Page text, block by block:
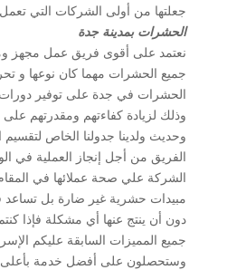
جعلتها من أولى الشركات التي
الحشرات بمدينة جدة
نعتمد على أقوى فريق عمل مجهز
جميع الحشرات مهما كان نوعها و
الحشرات في جدة على توفير دورات
وذلك لزيادة كفاءتهم ومقدرتهم
وحديث ولدينا جدولنا الخاص
الفريق من أجل إنجاز العملية في
الشركة علي صحة عملائها في المقام
مبيدات حشرية غير ضارة بل
دون أن ينتج عنها أي مشكلة فإذا
جميع المميزات السابقة عليكم
وستحصلون على أفضل خدمة بأعلى